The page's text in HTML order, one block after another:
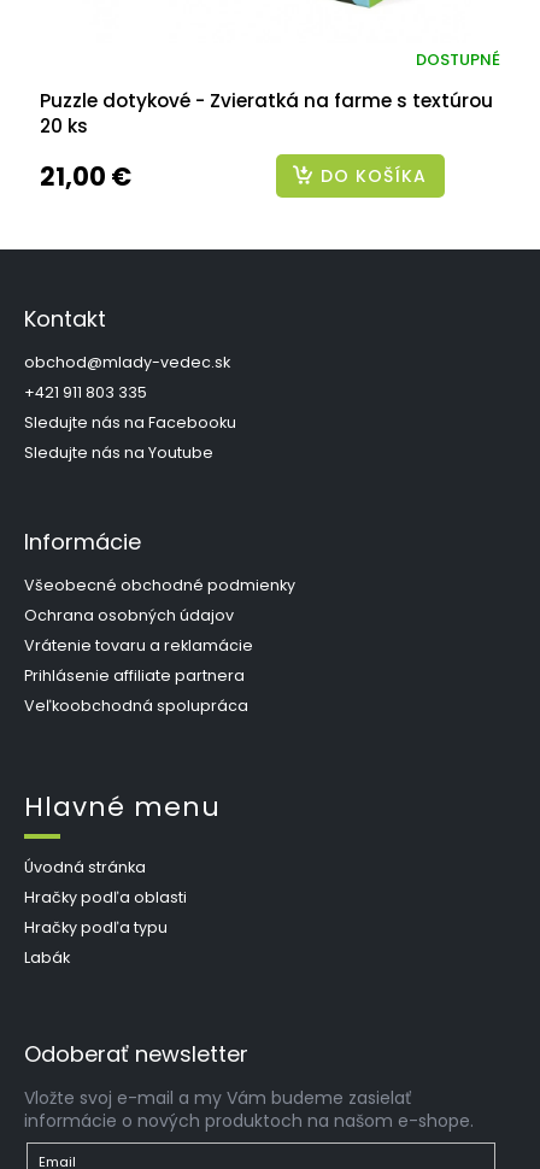
Puzzle dotykové - Zvieratká na farme s textúrou
20 ks
DOSTUPNÉ
21,00 € DO KOŠÍKA
Z
Kontakt
obchod@mlady-vedec.sk
+421 911 803 335
Sledujte nás na Facebooku
Sledujte nás na Youtube
Informácie
Všeobecné obchodné podmienky
Ochrana osobných údajov
Vrátenie tovaru a reklamácie
Prihlásenie affiliate partnera
Veľkoobchodná spolupráca
Hlavné menu
Úvodná stránka
Hračky podľa oblasti
Hračky podľa typu
Labák
Odoberať newsletter
Vložte svoj e-mail a my Vám budeme zasielať
informácie o nových produktoch na našom e-shope.
Email